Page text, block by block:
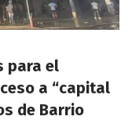
para el
a “capital
de Barrio